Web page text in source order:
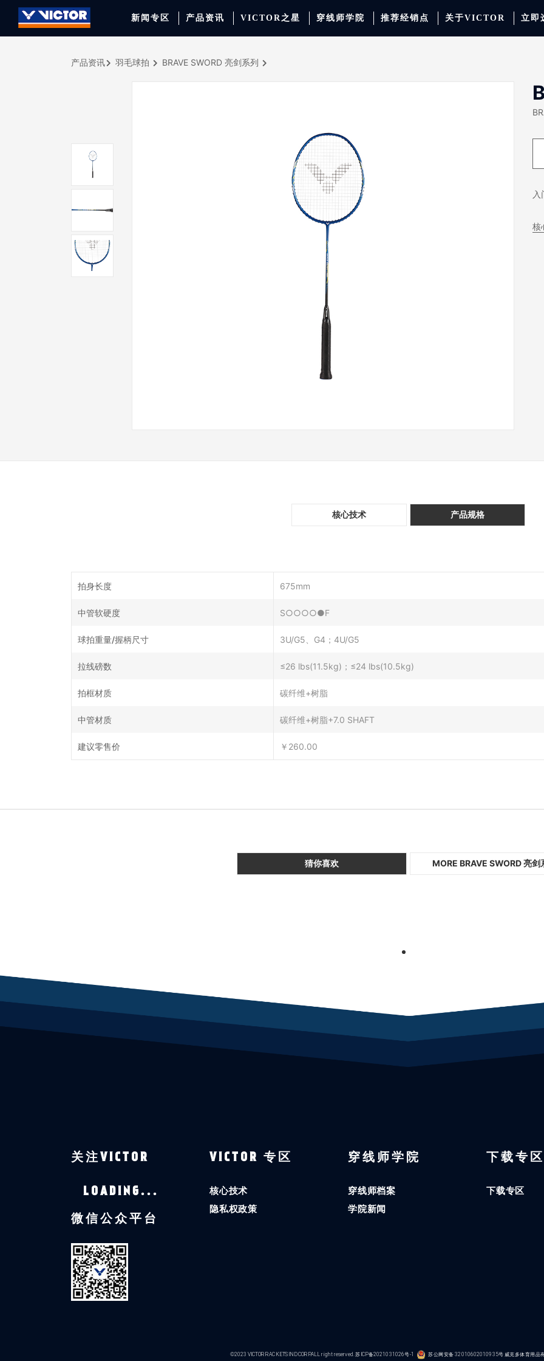
新闻专区 产品资讯 VICTOR之星 穿线师学院 推荐经销点 关于VICTOR 立即
品牌资讯 产品资讯 赛事聚焦
羽毛球拍 羽毛球鞋 运动包 运动服饰
签约球员 专业球队 品牌代言人
穿线师档案 学院新闻
天猫旗舰店 京东旗舰店
产品资讯 羽毛球拍 BRAVE SWORD 亮剑系列
核
核心技术 产品规格
拍身长度 675mm
中管软硬度 S○○○○●F
球拍重量/握柄尺寸 3U/G5、G4；4U/G5
拉线磅数 ≤26 lbs(11.5kg)；≤24 lbs(10.5kg)
拍框材质 碳纤维+树脂
中管材质 碳纤维+树脂+7.0 SHAFT
建议零售价 ￥260.00
猜你喜欢 MORE BRAVE SWORD 亮剑
1
关注VICTOR
LOADING...
微信公众平台
VICTOR 专区
核心技术
隐私权政策
穿线师学院
穿线师档案
学院新闻
下载专区
下载专区
©2023 VICTOR RACKETS IND CORP.ALL right reserved.苏ICP备2021031026号-1 苏公网安备 32010602010935号 威克多体育用